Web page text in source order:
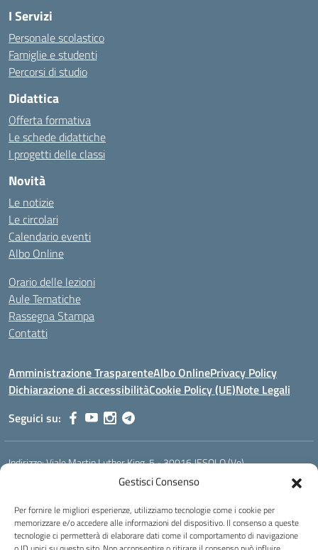
Gestisci Consenso
Per fornire le migliori esperienze, utilizziamo tecnologie come i cookie per
memorizzare e/o accedere alle informazioni del dispositivo. Il consenso a queste
tecnologie ci permetterà di elaborare dati come il comportamento di navigazione
I Servizi
Personale scolastico
Famiglie e studenti
Percorsi di studio
Didattica
Offerta formativa
Le schede didattiche
I progetti delle classi
Novità
Le notizie
Le circolari
Calendario eventi
Albo Online
Orario delle lezioni
Aule Tematiche
Rassegna Stampa
Contatti
Amministrazione TrasparenteAlbo OnlinePrivacy Policy
Dichiarazione di accessibilitàCookie Policy (UE)Note Legali
Seguici su:
Indirizzo:Viale Martin Luther King, 5 - 30016 JESOLO (Ve)
Email:verh020008@istruzione.it
Codice fiscale: 93023530277
Codice meccanografico:VERH020008